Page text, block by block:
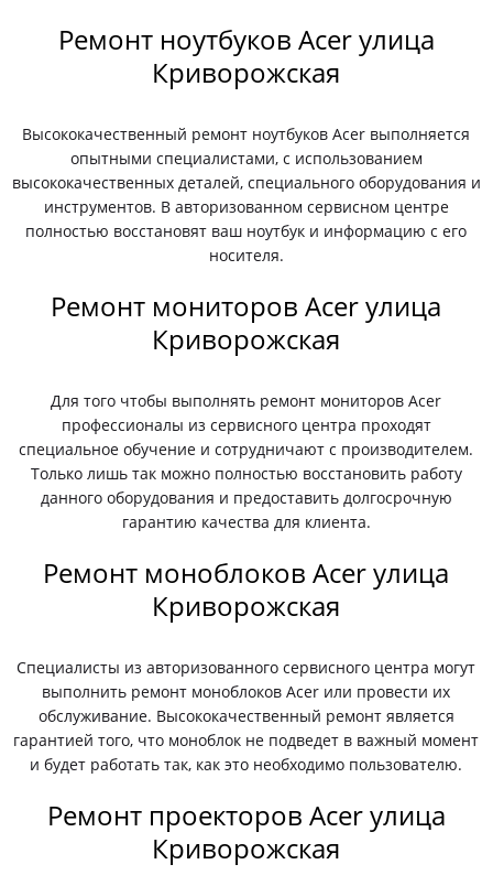
Ремонт ноутбуков Acer улица
Криворожская
Высококачественный ремонт ноутбуков Acer выполняется
опытными специалистами, с использованием
высококачественных деталей, специального оборудования и
инструментов. В авторизованном сервисном центре
полностью восстановят ваш ноутбук и информацию с его
носителя.
Ремонт мониторов Acer улица
Криворожская
Для того чтобы выполнять ремонт мониторов Acer
профессионалы из сервисного центра проходят
специальное обучение и сотрудничают с производителем.
Только лишь так можно полностью восстановить работу
данного оборудования и предоставить долгосрочную
гарантию качества для клиента.
Ремонт моноблоков Acer улица
Криворожская
Специалисты из авторизованного сервисного центра могут
выполнить ремонт моноблоков Acer или провести их
обслуживание. Высококачественный ремонт является
гарантией того, что моноблок не подведет в важный момент
и будет работать так, как это необходимо пользователю.
Ремонт проекторов Acer улица
Криворожская